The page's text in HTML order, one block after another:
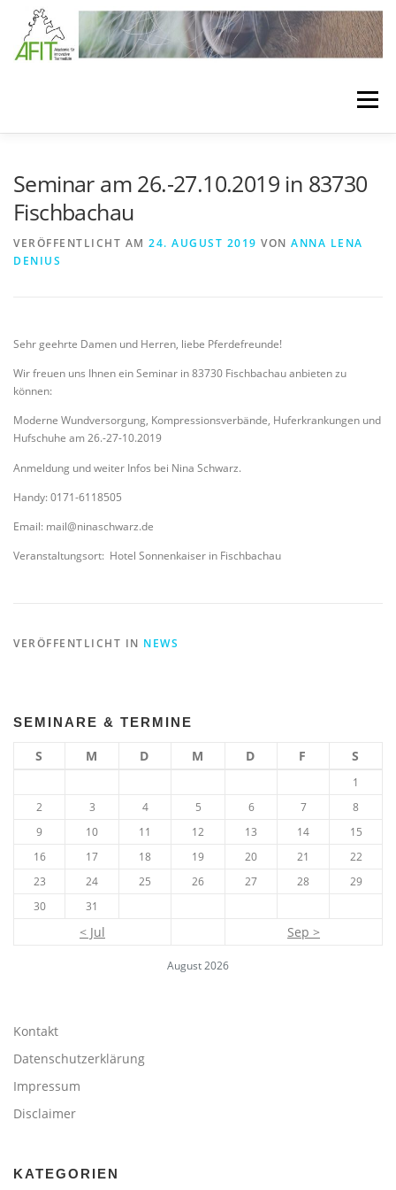
Zum Inhalt springen
Menü
Seminar am 26.-27.10.2019 in 83730
Fischbachau
VERÖFFENTLICHT AM 24. AUGUST 2019 VON ANNA LENA
DENIUS
Sehr geehrte Damen und Herren, liebe Pferdefreunde!
Wir freuen uns Ihnen ein Seminar in 83730 Fischbachau anbieten zu
können:
Moderne Wundversorgung, Kompressionsverbände, Huferkrankungen und
Hufschuhe am 26.-27-10.2019
Anmeldung und weiter Infos bei Nina Schwarz.
Handy: 0171-6118505
Email: mail@ninaschwarz.de
Veranstaltungsort: Hotel Sonnenkaiser in Fischbachau
VERÖFFENTLICHT IN NEWS
SEMINARE & TERMINE
August 2026
S M D M D F S
1
2
3 4 5 6 7
8
9
10 11 12 13 14
15
16
17 18 19 20 21
22
23
24 25 26 27 28
29
30
31
< Jul Sep >
Kontakt
Datenschutzerklärung
Impressum
Disclaimer
KATEGORIEN